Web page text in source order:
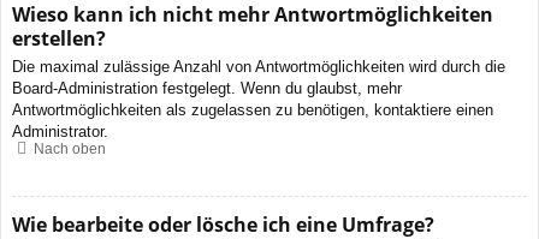
Wieso kann ich nicht mehr Antwortmöglichkeiten
erstellen?
Die maximal zulässige Anzahl von Antwortmöglichkeiten wird durch die
Board-Administration festgelegt. Wenn du glaubst, mehr
Antwortmöglichkeiten als zugelassen zu benötigen, kontaktiere einen
Administrator.
Nach oben
Wie bearbeite oder lösche ich eine Umfrage?